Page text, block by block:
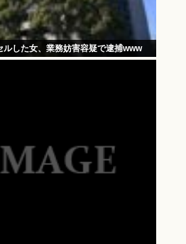
ルした女、業務妨害容疑で逮捕www